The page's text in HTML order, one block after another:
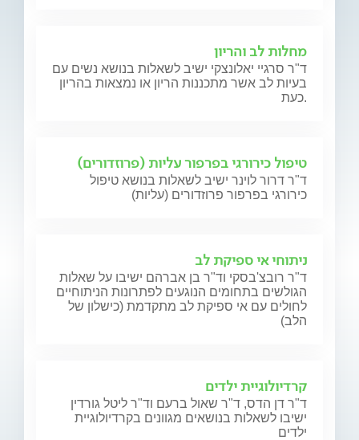
מחלות לב והריון
ד"ר סרגיי יאלונצקי ישיב לשאלות בנושא נשים עם
בעיות לב אשר מתכננות הריון או נמצאות בהריון
כעת.
טיפול כירורגי בפרפור עליות (פרוזדורים)
ד"ר דרור לוינר ישיב לשאלות בנושא טיפול
כירורגי בפרפור פרוזדורים (עליות)
ניתוחי אי ספיקת לב
ד"ר רובצ'בסקי וד"ר בן אברהם ישיבו על שאלות
הגולשים בתחומים הנוגעים לפתרונות הניתוחיים
לחולים עם אי ספיקת לב מתקדמת (כישלון של
הלב)
קרדיולוגיית ילדים
ד"ר דן הדס, ד"ר שאול ברעם וד"ר ליטל גורדין
ישיבו לשאלות בנושאים מגוונים בקרדיולוגיית
ילדים